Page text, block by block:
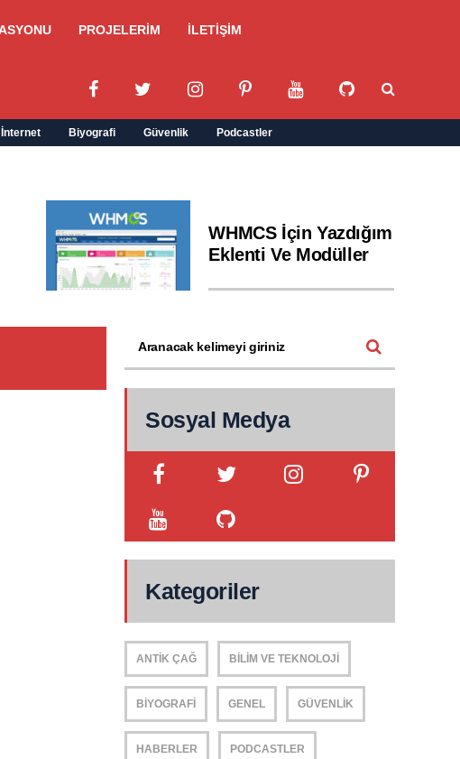
PROJELERİM İLETİŞİM
İnternet Biyografi Güvenlik Podcastler
WHMCS İçin Yazdığım
Eklenti Ve Modüller
Sosyal Medya
Kategoriler
ANTIK ÇAĞ BILIM VE TEKNOLOJI
BIYOGRAFI GENEL GÜVENLIK
HABERLER PODCASTLER